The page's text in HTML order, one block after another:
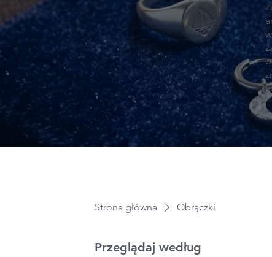
Strona główna Obrączki
Przeglądaj według